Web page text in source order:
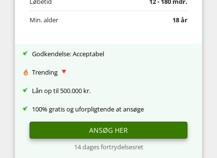
Min. alder 18 år
Godkendelse: Acceptabel
Trending
Lån op til 500.000 kr.
100% gratis og uforpligtende at ansøge
ANSØG HER
14 dages fortrydelsesret